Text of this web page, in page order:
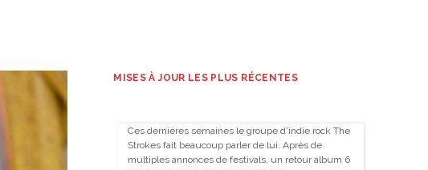
MISES À JOUR LES PLUS RÉCENTES
Ces dernières semaines le groupe d’indie rock The
Strokes fait beaucoup parler de lui. Après de
multiples annonces de festivals, un retour album 6